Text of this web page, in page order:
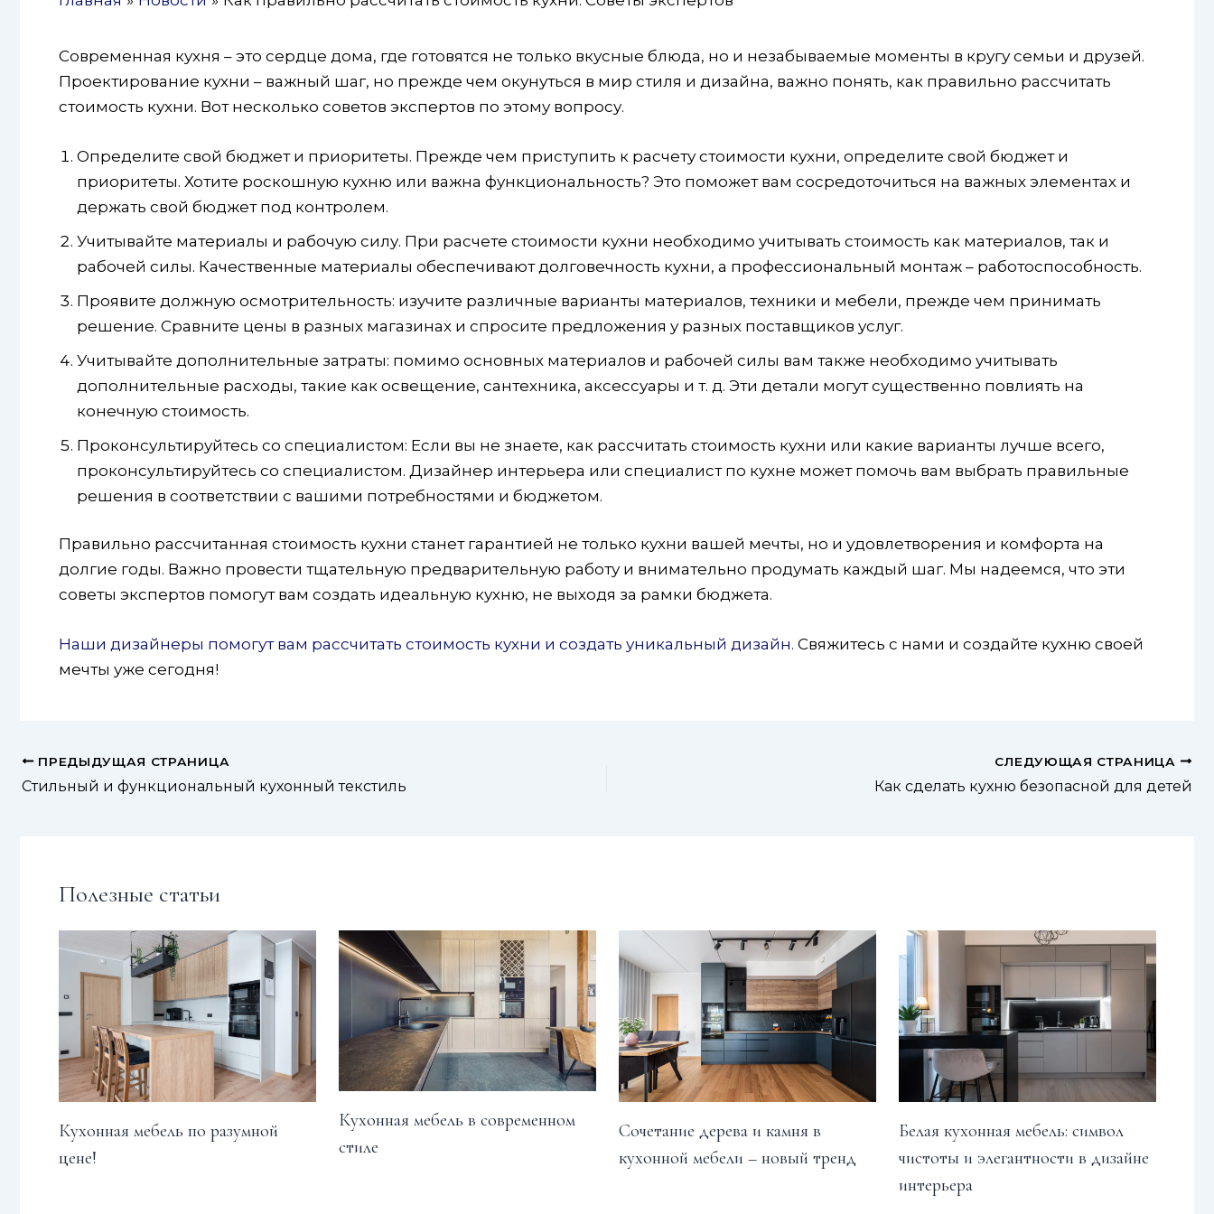
Современная кухня – это сердце дома, где готовятся не только вкусные блюда, но и незабываемые моменты в кругу семьи и друзей.
Проектирование кухни – важный шаг, но прежде чем окунуться в мир стиля и дизайна, важно понять, как правильно рассчитать
стоимость кухни. Вот несколько советов экспертов по этому вопросу.
Определите свой бюджет и приоритеты. Прежде чем приступить к расчету стоимости кухни, определите свой бюджет и
приоритеты. Хотите роскошную кухню или важна функциональность? Это поможет вам сосредоточиться на важных элементах и ​​
держать свой бюджет под контролем.
Учитывайте материалы и рабочую силу. При расчете стоимости кухни необходимо учитывать стоимость как материалов, так и
рабочей силы. Качественные материалы обеспечивают долговечность кухни, а профессиональный монтаж – работоспособность.
Проявите должную осмотрительность: изучите различные варианты материалов, техники и мебели, прежде чем принимать
решение. Сравните цены в разных магазинах и спросите предложения у разных поставщиков услуг.
Учитывайте дополнительные затраты: помимо основных материалов и рабочей силы вам также необходимо учитывать
дополнительные расходы, такие как освещение, сантехника, аксессуары и т. д. Эти детали могут существенно повлиять на
конечную стоимость.
Проконсультируйтесь со специалистом: Если вы не знаете, как рассчитать стоимость кухни или какие варианты лучше всего,
проконсультируйтесь со специалистом. Дизайнер интерьера или специалист по кухне может помочь вам выбрать правильные
решения в соответствии с вашими потребностями и бюджетом.
Правильно рассчитанная стоимость кухни станет гарантией не только кухни вашей мечты, но и удовлетворения и комфорта на
долгие годы. Важно провести тщательную предварительную работу и внимательно продумать каждый шаг. Мы надеемся, что эти
советы экспертов помогут вам создать идеальную кухню, не выходя за рамки бюджета.
Наши дизайнеры помогут вам рассчитать стоимость кухни и создать уникальный дизайн. Свяжитесь с нами и создайте кухню своей
мечты уже сегодня!
ПРЕДЫДУЩАЯ СТРАНИЦА
Стильный и функциональный кухонный текстиль
СЛЕДУЮЩАЯ СТРАНИЦА
Как сделать кухню безопасной для детей
Полезные статьи
Кухонная мебель по разумной
цене!
Кухонная мебель в современном
стиле
Сочетание дерева и камня в
кухонной мебели – новый тренд
Белая кухонная мебель: символ
чистоты и элегантности в дизайне
интерьера